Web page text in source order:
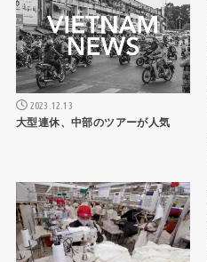
2023.12.13
大型連休、中部のツアーが人気
ニュース記事